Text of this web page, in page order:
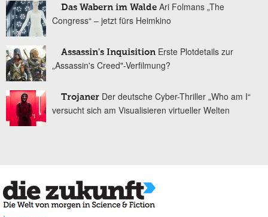
Das Wabern im Walde Ari Folmans „The
Congress“ – jetzt fürs Heimkino
Assassin's Inquisition Erste Plotdetails zur
„Assassin's Creed"-Verfilmung?
Trojaner Der deutsche Cyber-Thriller „Who am I“
versucht sich am Visualisieren virtueller Welten